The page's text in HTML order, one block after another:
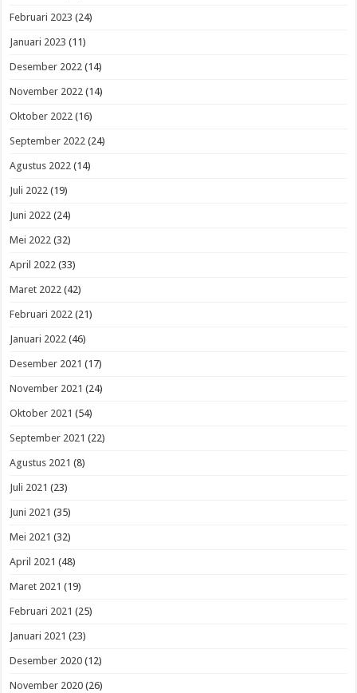
Februari 2023 (24)
Januari 2023 (11)
Desember 2022 (14)
November 2022 (14)
Oktober 2022 (16)
September 2022 (24)
Agustus 2022 (14)
Juli 2022 (19)
Juni 2022 (24)
Mei 2022 (32)
April 2022 (33)
Maret 2022 (42)
Februari 2022 (21)
Januari 2022 (46)
Desember 2021 (17)
November 2021 (24)
Oktober 2021 (54)
September 2021 (22)
Agustus 2021 (8)
Juli 2021 (23)
Juni 2021 (35)
Mei 2021 (32)
April 2021 (48)
Maret 2021 (19)
Februari 2021 (25)
Januari 2021 (23)
Desember 2020 (12)
November 2020 (26)